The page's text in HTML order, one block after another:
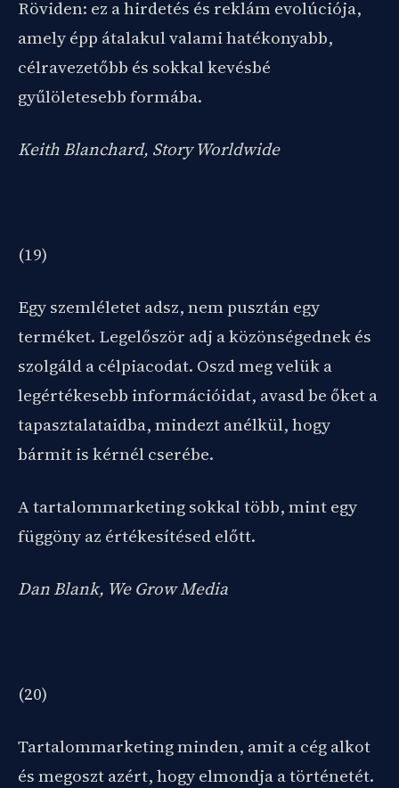
Röviden: ez a hirdetés és reklám evolúciója,
amely épp átalakul valami hatékonyabb,
célravezetőbb és sokkal kevésbé
gyűlöletesebb formába.
Keith Blanchard, Story Worldwide
(19)
Egy szemléletet adsz, nem pusztán egy
terméket. Legelőször adj a közönségednek és
szolgáld a célpiacodat. Oszd meg velük a
legértékesebb információidat, avasd be őket a
tapasztalataidba, mindezt anélkül, hogy
bármit is kérnél cserébe.
A tartalommarketing sokkal több, mint egy
függöny az értékesítésed előtt.
Dan Blank, We Grow Media
(20)
Tartalommarketing minden, amit a cég alkot
és megoszt azért, hogy elmondja a történetét.